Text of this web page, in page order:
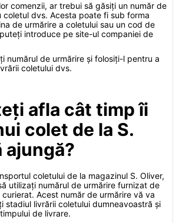
comenzii, ar trebui să găsiți un număr de
coletul dvs. Acesta poate fi sub forma
de urmărire a coletului sau un cod de
introduce pe site-ul companiei de
numărul de urmărire și folosiți-l pentru a
coletului dvs.
afla cât timp îi
colet de la S.
ajungă?
coletului de la magazinul S. Oliver,
utilizați numărul de urmărire furnizat de
Acest număr de urmărire vă va
stadiul livrării coletului dumneavoastră și
de livrare.